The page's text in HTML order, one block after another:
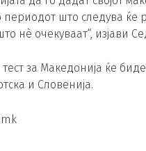
периодот што следува
нè очекуваат“, изјави
за Македонија ќе
и Словенија.